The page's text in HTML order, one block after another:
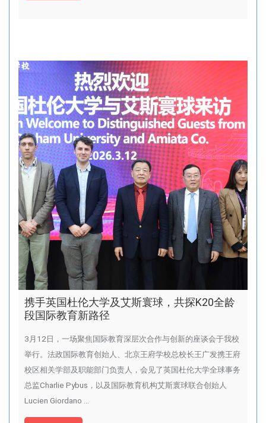
携手英国杜伦大学及艾斯寰球，共探K20全龄
段国际教育新路径
3月12日，一场聚焦国际教育深层次合作与创新的座谈会于我校
举行。法政国际教育创始人、北京王府学校总校长王广发携王府
校区相关学部及职能部门负责人，会见了英国杜伦大学全球事务
总监Charlie Pybus，以及国际教育机构艾斯寰球联合创始人
Lucien Giordano …